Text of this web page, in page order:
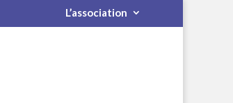
L’association